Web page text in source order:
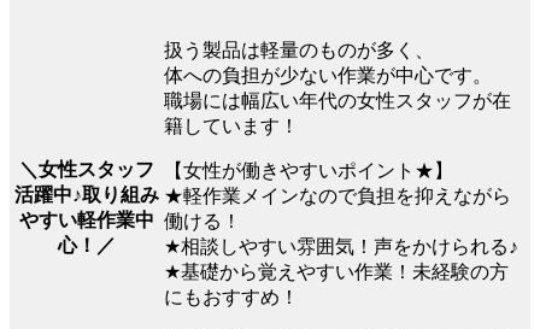
＼女性スタッフ
活躍中♪取り組み
やすい軽作業中
心！／
扱う製品は軽量のものが多く、
体への負担が少ない作業が中心です。
職場には幅広い年代の女性スタッフが在
籍しています！
【女性が働きやすいポイント★】
★軽作業メインなので負担を抑えながら
働ける！
★相談しやすい雰囲気！声をかけられる♪
★基礎から覚えやすい作業！未経験の方
にもおすすめ！